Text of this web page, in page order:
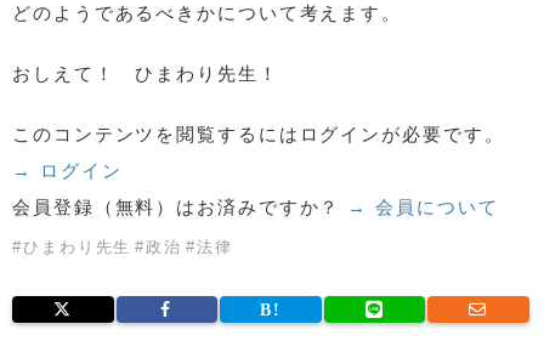
どのようであるべきかについて考えます。
おしえて！ ひまわり先生！
このコンテンツを閲覧するにはログインが必要です。
→ ログイン
会員登録（無料）はお済みですか？
→ 会員について
#ひまわり先生 #政治 #法律